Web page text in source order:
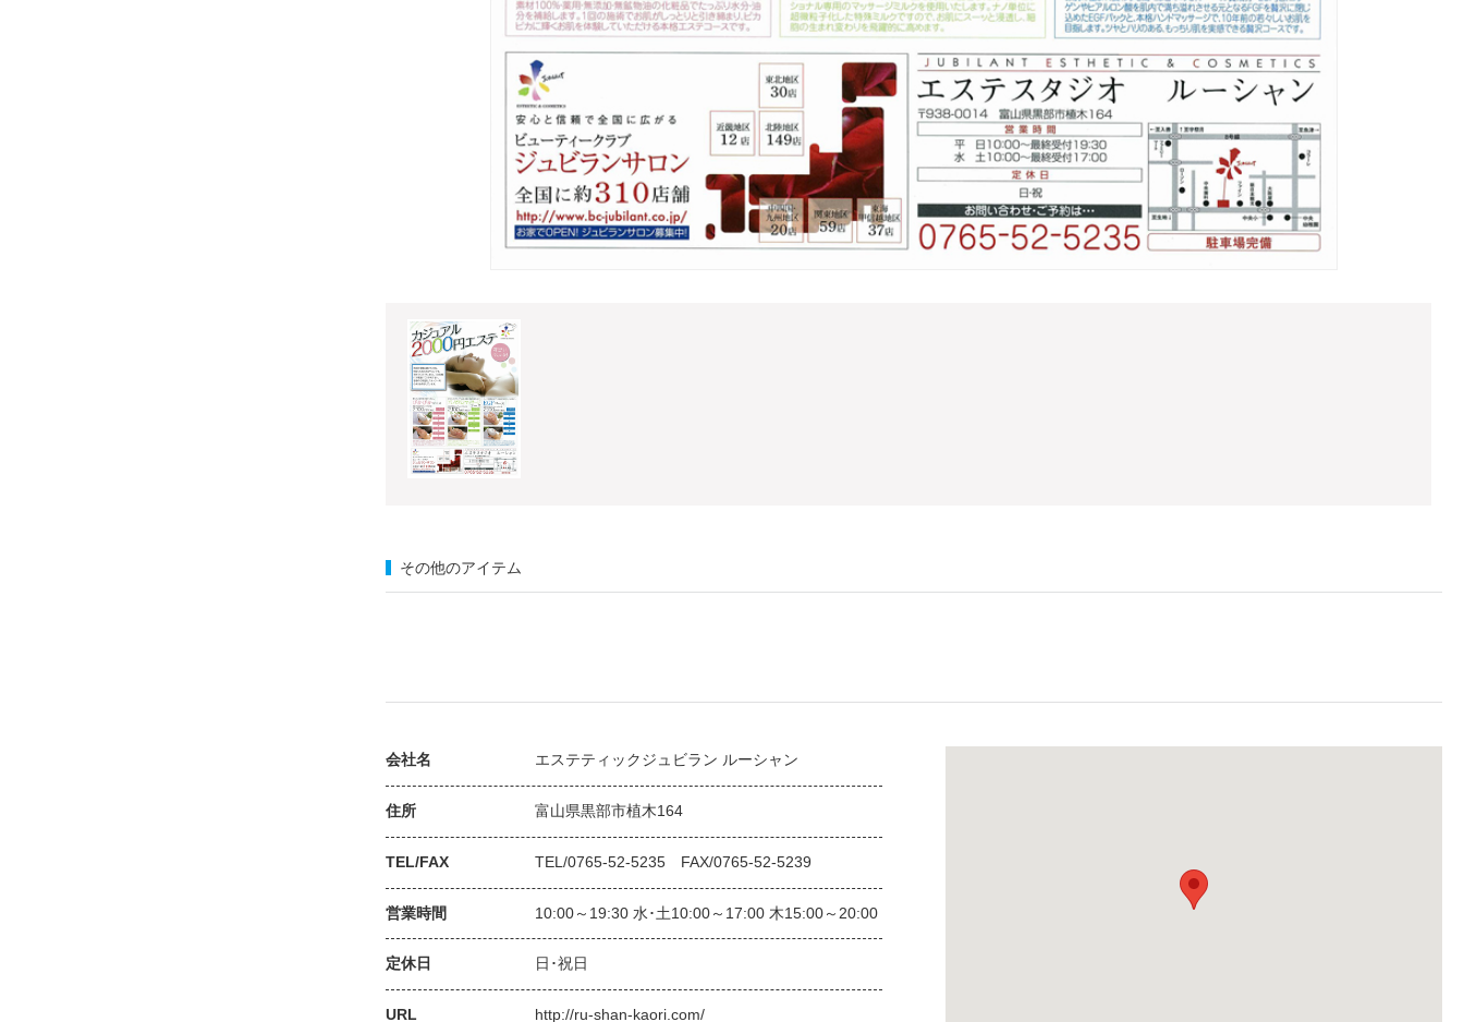
その他のアイテム
会社名 エステティックジュビラン ルーシャン
住所 富山県黒部市植木164
TEL/FAX TEL/0765-52-5235 FAX/0765-52-5239
営業時間 10:00～19:30 水･土10:00～17:00 木15:00～20:00
定休日 日･祝日
URL http://ru-shan-kaori.com/